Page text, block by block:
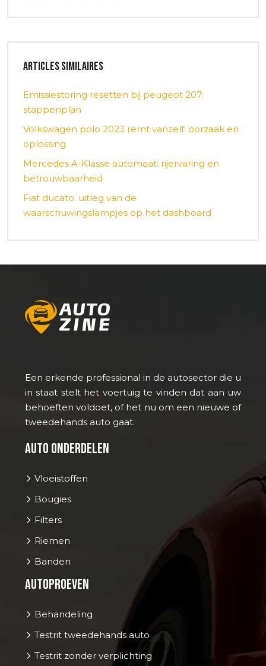
Articles similaires
Emissiestoring resetten bij peugeot 207:
stappenplan
Volkswagen polo 2023 remt vanzelf: oorzaak en
oplossing
Mercedes A-Klasse automaat: rijervaring en
betrouwbaarheid
Fiat ducato: uitleg van de
waarschuwingslampjes op het dashboard
Een erkende professional in de autosector die u
in staat stelt het voertuig te vinden dat aan uw
behoeften voldoet, of het nu om een nieuwe of
tweedehands auto gaat.
Auto onderdelen
Vloeistoffen
Bougies
Filters
Riemen
Banden
Autoproeven
Behandeling
Testrit tweedehands auto
Testrit zonder verplichting